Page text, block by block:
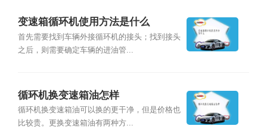
变速箱循环机使用方法是什么
首先需要找到车辆外接循环机的接头；找到接头
之后，则需要确定车辆的进油管...
循环机换变速箱油怎样
循环机换变速箱油可以换的更干净，但是价格也
比较贵。更换变速箱油有两种方...